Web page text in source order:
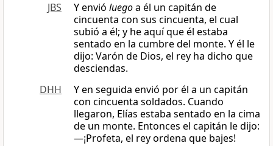
JBS
Y envió luegoa él un capitán de
cincuenta con sus cincuenta, el cual
subió a él; y he aquí que él estaba
sentado en la cumbre del monte. Y él le
dijo: Varón de Dios, el rey ha dicho que
desciendas.
DHH
Y en seguida envió por él a un capitán
con cincuenta soldados. Cuando
llegaron, Elías estaba sentado en la cima
de un monte. Entonces el capitán le dijo:
—¡Profeta, el rey ordena que bajes!